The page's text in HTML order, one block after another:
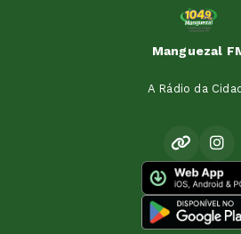
Manguezal
A Rádio da